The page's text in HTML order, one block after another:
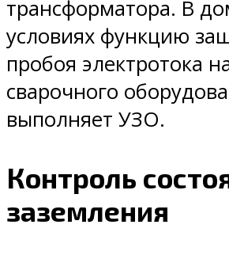
трансформатора. В
условиях функцию
пробоя электротока
сварочного
выполняет УЗО.
Контроль
заземления